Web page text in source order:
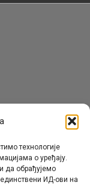
технологије
о уређају.
да обрађујемо
ИД-ови на